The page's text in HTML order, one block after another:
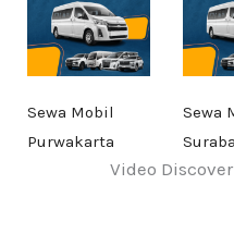
Sewa Mobil
Purwakarta
Sewa
Video